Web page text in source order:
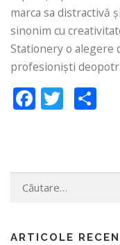
marca sa distractivă
sinonim cu
Stationery o alegere
profesioniști
Facebook
Caută
ARTICOLE